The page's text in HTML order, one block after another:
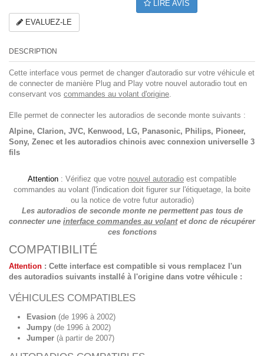
LIRE AVIS
EVALUEZ-LE
DESCRIPTION
Cette interface vous permet de changer d'autoradio sur votre véhicule et
de connecter de manière Plug and Play votre nouvel autoradio tout en
conservant vos commandes au volant d'origine.
Elle permet de connecter les autoradios de seconde monte suivants :
Alpine, Clarion, JVC, Kenwood, LG, Panasonic, Philips, Pioneer,
Sony, Zenec et les autoradios chinois avec connexion universelle 3
fils
Attention : Vérifiez que votre nouvel autoradio est compatible
commandes au volant (l'indication doit figurer sur l'étiquetage, la boite
ou la notice de votre futur autoradio)
Les autoradios de seconde monte ne permettent pas tous de
connecter une interface commandes au volantet donc de récupérer
ces fonctions
COMPATIBILITÉ
Attention : Cette interface est compatible si vous remplacez l'un
des autoradios suivants installé à l'origine dans votre véhicule :
VÉHICULES COMPATIBLES
Evasion (de 1996 à 2002)
Jumpy (de 1996 à 2002)
Jumper (à partir de 2007)